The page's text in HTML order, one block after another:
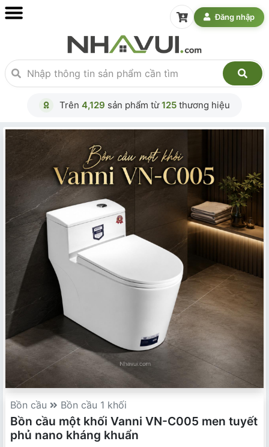
Đăng nhập
Trên 4,129 sản phẩm từ125 thương hiệu
Bồn cầu Bồn cầu 1 khối
Bồn cầu một khối Vanni VN-C005 men tuyết
phủ nano kháng khuẩn